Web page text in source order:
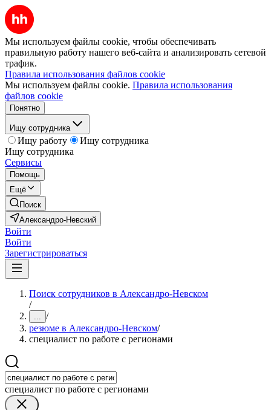
Мы используем файлы cookie, чтобы обеспечивать
правильную работу нашего веб-сайта и анализировать сетевой
трафик.
Правила использования файлов cookie
Мы используем файлы cookie. Правила использования
файлов cookie
Понятно
Ищу сотрудника
Ищу работу
Ищу сотрудника
Ищу сотрудника
Сервисы
Помощь
Ещё
Поиск
Александро-Невский
Войти
Войти
Зарегистрироваться
Поиск сотрудников в Александро-Невском
/
... /
резюме в Александро-Невском/
специалист по работе с регионами
специалист по работе с регионами